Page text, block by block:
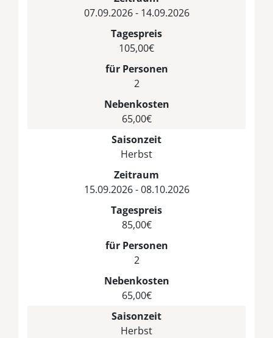
07.09.2026 - 14.09.2026
Tagespreis
105,00€
für Personen
2
Nebenkosten
65,00€
Saisonzeit
Herbst
Zeitraum
15.09.2026 - 08.10.2026
Tagespreis
85,00€
für Personen
2
Nebenkosten
65,00€
Saisonzeit
Herbst